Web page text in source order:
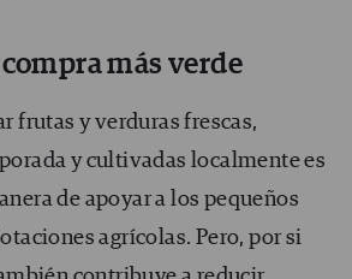
más verde
frutas y verduras frescas,
y cultivadas localmente es
de apoyar a los pequeños
agrícolas. Pero, por si